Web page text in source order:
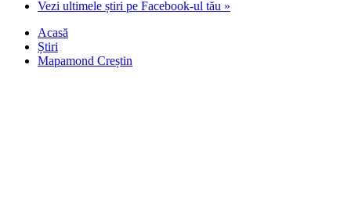
Vezi ultimele știri pe Facebook-ul tău »
Acasă
Știri
Mapamond Creștin